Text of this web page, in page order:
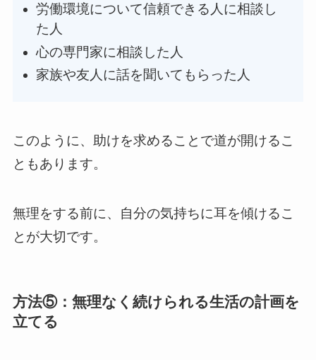
労働環境について信頼できる人に相談し
た人
心の専門家に相談した人
家族や友人に話を聞いてもらった人
このように、助けを求めることで道が開けるこ
ともあります。
無理をする前に、自分の気持ちに耳を傾けるこ
とが大切です。
方法⑤：無理なく続けられる生活の計画を
立てる